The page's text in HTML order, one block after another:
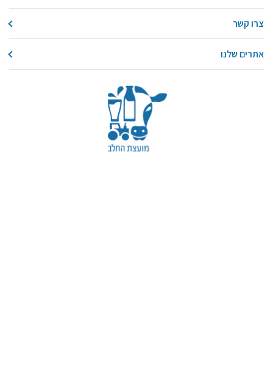
צרו קשר
אתרים שלנו